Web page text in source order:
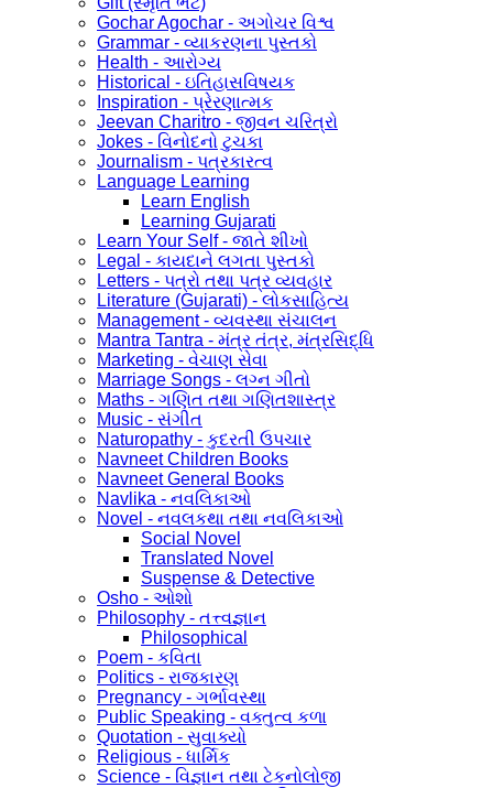
Gochar Agochar - અગોચર વિશ્વ
Grammar - વ્યાકરણના પુસ્તકો
Health - આરોગ્ય
Historical - ઇતિહાસવિષયક
Inspiration - પ્રેરણાત્મક
Jeevan Charitro - જીવન ચરિત્રો
Jokes - વિનોદનો ટુચકા
Journalism - પત્રકારત્વ
Language Learning
Learn English
Learning Gujarati
Learn Your Self - જાતે શીખો
Legal - કાયદાને લગતા પુસ્તકો
Letters - પત્રો તથા પત્ર વ્યવહાર
Literature (Gujarati) - લોકસાહિત્ય
Management - વ્યવસ્થા સંચાલન
Mantra Tantra - મંત્ર તંત્ર, મંત્રસિદ્ધિ
Marketing - વેચાણ સેવા
Marriage Songs - લગ્ન ગીતો
Maths - ગણિત તથા ગણિતશાસ્ત્ર
Music - સંગીત
Naturopathy - કુદરતી ઉપચાર
Navneet Children Books
Navneet General Books
Navlika - નવલિકાઓ
Novel - નવલકથા તથા નવલિકાઓ
Social Novel
Translated Novel
Suspense & Detective
Osho - ઓશો
Philosophy - તત્ત્વજ્ઞાન
Philosophical
Poem - કવિતા
Politics - રાજકારણ
Pregnancy - ગર્ભાવસ્થા
Public Speaking - વક્તુત્વ કળા
Quotation - સુવાક્યો
Religious - ધાર્મિક
Science - વિજ્ઞાન તથા ટેકનોલોજી